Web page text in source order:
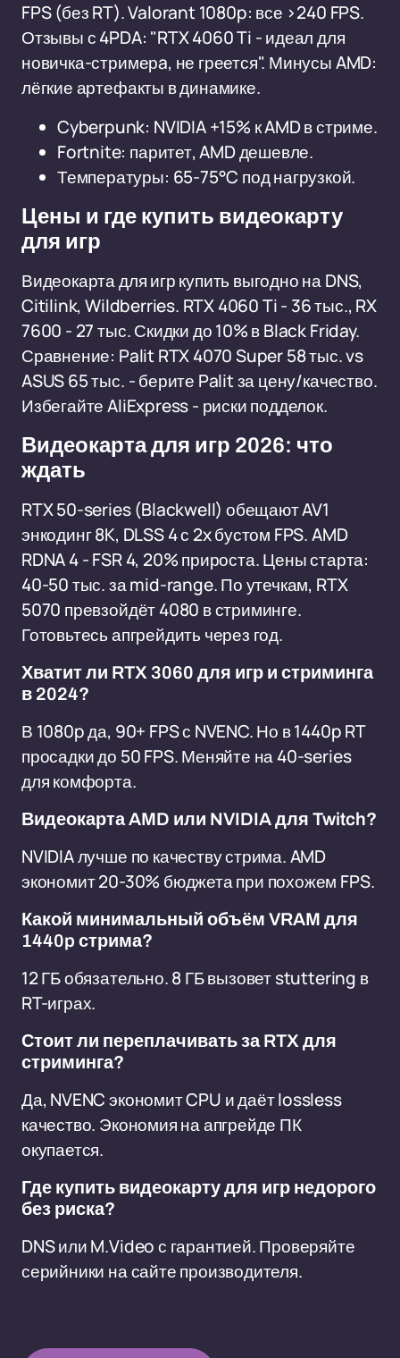
FPS (без RT). Valorant 1080p: все >240 FPS.
Отзывы с 4PDA: "RTX 4060 Ti - идеал для
новичка-стримерa, не греется". Минусы AMD:
лёгкие артефакты в динамике.
Cyberpunk: NVIDIA +15% к AMD в стриме.
Fortnite: паритет, AMD дешевле.
Температуры: 65-75°C под нагрузкой.
Цены и где купить видеокарту
для игр
Видеокарта для игр купить выгодно на DNS,
Citilink, Wildberries. RTX 4060 Ti - 36 тыс., RX
7600 - 27 тыс. Скидки до 10% в Black Friday.
Сравнение: Palit RTX 4070 Super 58 тыс. vs
ASUS 65 тыс. - берите Palit за цену/качество.
Избегайте AliExpress - риски подделок.
Видеокарта для игр 2026: что
ждать
RTX 50-series (Blackwell) обещают AV1
энкодинг 8K, DLSS 4 с 2x бустом FPS. AMD
RDNA 4 - FSR 4, 20% прироста. Цены старта:
40-50 тыс. за mid-range. По утечкам, RTX
5070 превзойдёт 4080 в стриминге.
Готовьтесь апгрейдить через год.
Хватит ли RTX 3060 для игр и стриминга
в 2024?
В 1080p да, 90+ FPS с NVENC. Но в 1440p RT
просадки до 50 FPS. Меняйте на 40-series
для комфорта.
Видеокарта AMD или NVIDIA для Twitch?
NVIDIA лучше по качеству стрима. AMD
экономит 20-30% бюджета при похожем FPS.
Какой минимальный объём VRAM для
1440p стрима?
12 ГБ обязательно. 8 ГБ вызовет stuttering в
RT-играх.
Стоит ли переплачивать за RTX для
стриминга?
Да, NVENC экономит CPU и даёт lossless
качество. Экономия на апгрейде ПК
окупается.
Где купить видеокарту для игр недорого
без риска?
DNS или M.Video с гарантией. Проверяйте
серийники на сайте производителя.